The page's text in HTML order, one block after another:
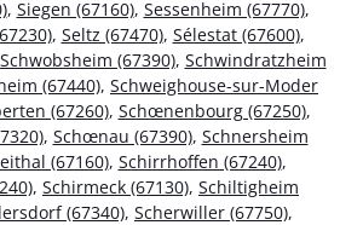
, Siegen (67160), Sessenheim (67770),
, Seltz (67470), Sélestat (67600),
Schwobsheim (67390), Schwindratzheim
(67440), Schweighouse-sur-Moder
(67260), Schœnenbourg (67250),
, Schœnau (67390), Schnersheim
(67160), Schirrhoffen (67240),
, Schirmeck (67130), Schiltigheim
(67340), Scherwiller (67750),